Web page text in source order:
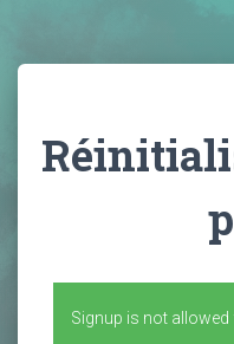
Signup is not